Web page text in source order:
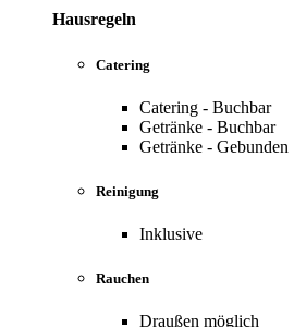
Hausregeln
Catering
Catering - Buchbar
Getränke - Buchbar
Getränke - Gebunden
Reinigung
Inklusive
Rauchen
Draußen möglich